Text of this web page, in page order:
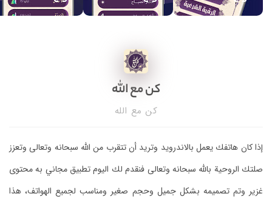
كن مع الله
كن مع الله
إذا كان هاتفك يعمل بالاندرويد وتريد أن تتقرب من الله سبحانه وتعالى وتعزز
صلتك الروحية بالله سبحانه وتعالى فنقدم لك اليوم تطبيق مجاني به محتوى
غزير وتم تصميمه بشكل جميل وحجم صغير ومناسب لجميع الهواتف، هذا